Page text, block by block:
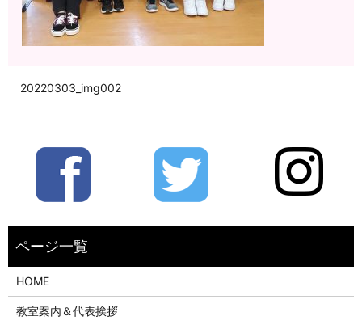
20220303_img002
HOME
教室案内＆代表挨拶